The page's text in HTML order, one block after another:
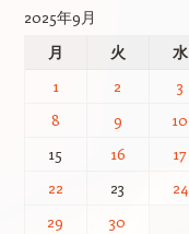
2025年9月
月
火 水
1
2 3
8
9 10
15
16 17
22
23 24
29
30